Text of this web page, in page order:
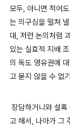
모두, 아니면 적어
는 의구심을 떨쳐
대, 저런 논의처럼
있는 실효적 지배
의 독도 영유권에
고 묻지 않을 수 없
장담하거니와 설
고 해서, 나아가 그